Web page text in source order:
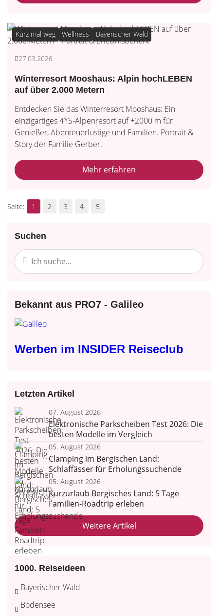
Kurz mal weg Wellness Bayerischer Wald
27.03.2026
Winterresort Mooshaus: Alpin hochLEBEN
auf über 2.000 Metern
Entdecken Sie das Winterresort Mooshaus: Ein
einzigartiges 4*S-Alpenresort auf +2000 m für
Genießer, Abenteuerlustige und Familien. Portrait &
Story der Familie Gerber.
Mehr erfahren
1 2 3 4 5
Suchen
Bekannt aus PRO7 - Galileo
Werben im INSIDER Reiseclub
Letzten Artikel
07. August 2026
Elektronische Parkscheiben Test 2026: Die
besten Modelle im Vergleich
05. August 2026
Clamping im Bergischen Land:
Schlaffässer für Erholungssuchende
05. August 2026
Kurzurlaub Bergisches Land: 5 Tage
Familien-Roadtrip erleben
Weitere Artikel
1000. Reiseideen
Bayerischer Wald
Bodensee